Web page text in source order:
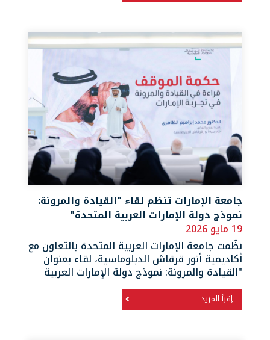
جامعة الإمارات تنظم لقاء "القيادة والمرونة:
نموذج دولة الإمارات العربية المتحدة"
19 مايو 2026
نظّمت جامعة الإمارات العربية المتحدة بالتعاون مع
أكاديمية أنور قرقاش الدبلوماسية، لقاء بعنوان
"القيادة والمرونة: نموذج دولة الإمارات العربية
إقرأ المزيد